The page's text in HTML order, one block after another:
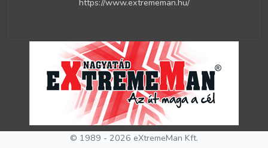
https://www.extrememan.hu/
© 1989 - 2026 eXtremeMan Kft.